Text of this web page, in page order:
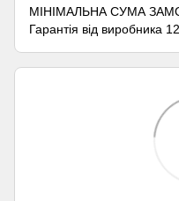
МІНІМАЛЬНА СУМА
Гарантія від виробника 12